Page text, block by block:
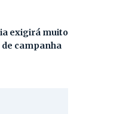
exigirá muito
campanha